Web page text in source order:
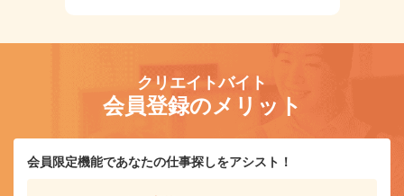
クリエイトバイト
会員登録のメリット
会員限定機能であなたの仕事探しをアシスト！